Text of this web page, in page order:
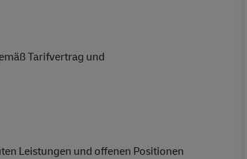
Tarifvertrag und
Leistungen und offenen Positionen